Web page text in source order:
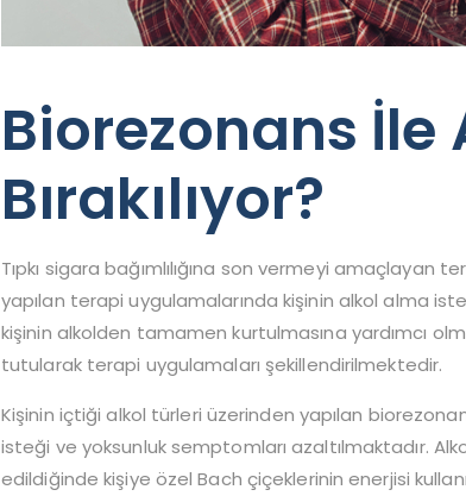
Biorezonans İle
Bırakılıyor?
Tıpkı sigara bağımlılığına son vermeyi amaçlayan
yapılan terapi uygulamalarında kişinin alkol alma
kişinin alkolden tamamen kurtulmasına yardımcı
tutularak terapi uygulamaları şekillendirilmektedir.
Kişinin içtiği alkol türleri üzerinden yapılan
isteği ve yoksunluk semptomları azaltılmaktadır.
edildiğinde kişiye özel Bach çiçeklerinin enerjisi